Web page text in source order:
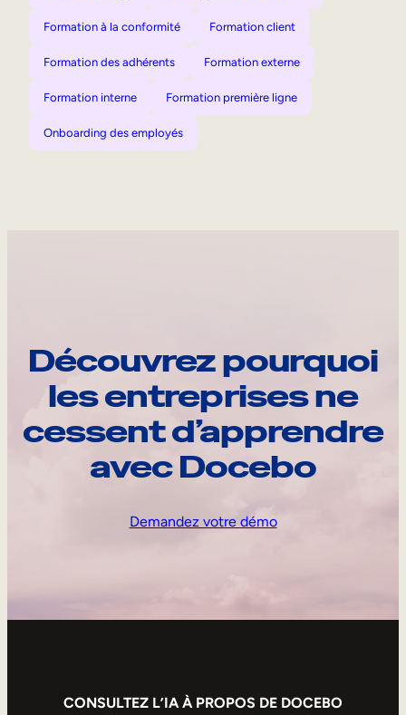
Formation à la conformité Formation client
Formation des adhérents Formation externe
Formation interne Formation première ligne
Onboarding des employés
Découvrez pourquoi
les entreprises ne
cessent d’apprendre
avec Docebo
Demandez votre démo
CONSULTEZ L’IA À PROPOS DE DOCEBO